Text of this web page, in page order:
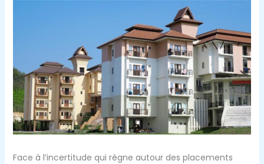
Face à l’incertitude qui règne autour des placements